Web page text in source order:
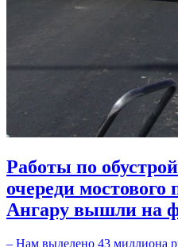
Работы по
очереди мостового
Ангару вышли на
– Нам выделено 43 миллиона